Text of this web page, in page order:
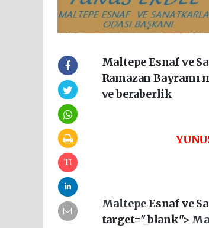
Maltepe Esnaf ve
Ramazan Bayramı
ve beraberlik
MaltepeEsnaf ve
target="_blank">